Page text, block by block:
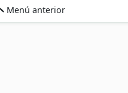
Menú anterior